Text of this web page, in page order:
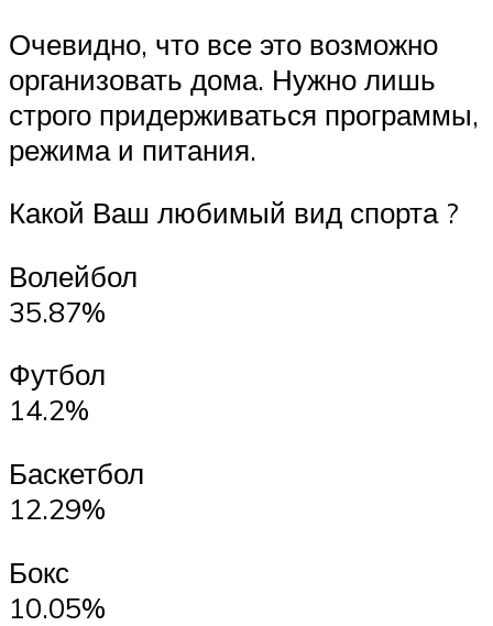
Очевидно, что все это возможно
организовать дома. Нужно лишь
строго придерживаться программы,
режима и питания.
Какой Ваш любимый вид спорта ?
Волейбол
35.87%
Футбол
14.2%
Баскетбол
12.29%
Бокс
10.05%